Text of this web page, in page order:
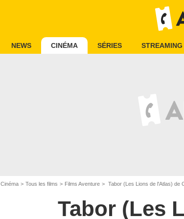
NEWS CINÉMA SÉRIES STREAMING
Cinéma Tous les films Films Aventure Tabor (Les Lions de l'Atlas) de
Tabor (Les